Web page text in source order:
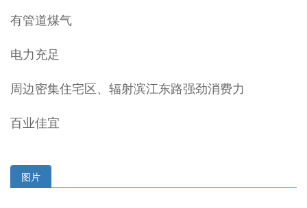
有管道煤气
电力充足
周边密集住宅区、辐射滨江东路强劲消费力
百业佳宜
图片